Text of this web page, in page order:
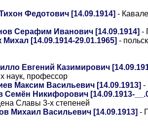
Федотович [14.09.1914] -
Серафим Иванович [14.09.1914] -
Михал [14.09.1914-29.01.1965] -
Евгений Казимирович
наук, профессор
Максим Васильевич [14.09.1913] -
Семён Никифорович [14.09.1913-
Славы 3-х степеней
Михаил Васильевич [14.09.1913] -